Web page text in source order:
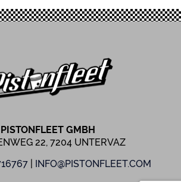
PISTONFLEET GMBH
22, 7204 UNTERVAZ
| INFO@PISTONFLEET.COM